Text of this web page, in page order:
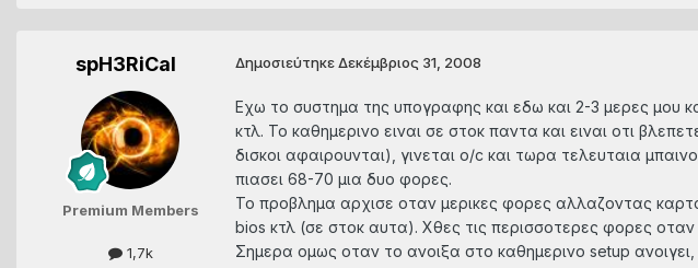
spH3RiCal
Premium Members
1,7k
ΔημοσιεύτηκεΔεκέμβριος 31, 2008
Εχω το συστημα της υπογραφης και εδω και 2-3 μερες μου
κτλ. To καθημερινο ειναι σε στοκ παντα και ειναι οτι
δισκοι αφαιρουνται), γινεται o/c και τωρα τελευταια
πιασει 68-70 μια δυο φορες.
Το προβλημα αρχισε οταν μερικες φορες αλλαζοντας
bios κτλ (σε στοκ αυτα). Xθες τις περισσοτερες φορες
Σημερα ομως οταν το ανοιξα στο καθημερινο setup